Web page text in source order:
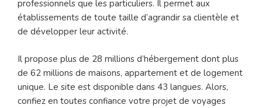
professionnels que les particuliers. Il permet aux
établissements de toute taille d’agrandir sa clientèle et
de développer leur activité.
Il propose plus de 28 millions d’hébergement dont plus
de 62 millions de maisons, appartement et de logement
unique. Le site est disponible dans 43 langues. Alors,
confiez en toutes confiance votre projet de voyages